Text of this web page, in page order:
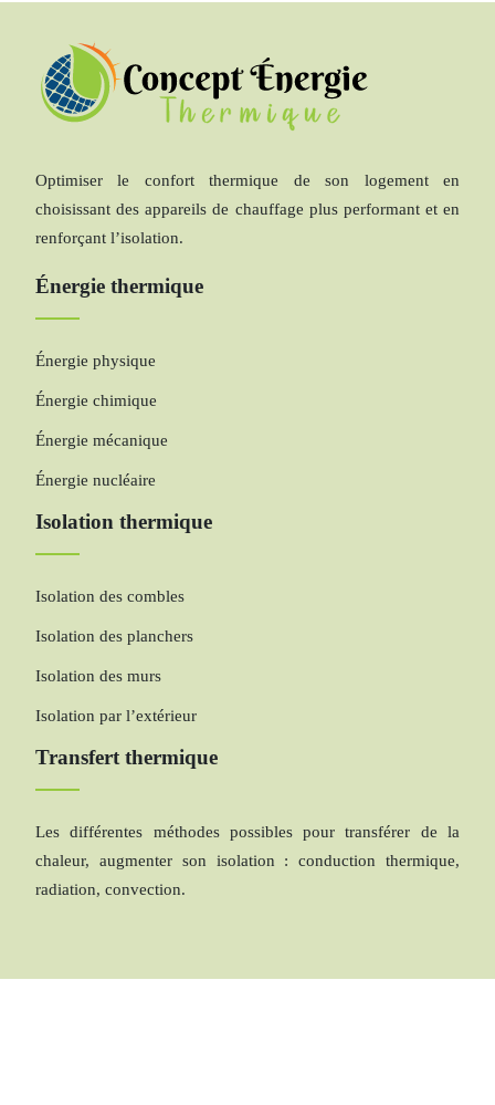
Optimiser le confort thermique de son logement en
choisissant des appareils de chauffage plus performant et en
renforçant l’isolation.
Énergie thermique
Énergie physique
Énergie chimique
Énergie mécanique
Énergie nucléaire
Isolation thermique
Isolation des combles
Isolation des planchers
Isolation des murs
Isolation par l’extérieur
Transfert thermique
Les différentes méthodes possibles pour transférer de la
chaleur, augmenter son isolation : conduction thermique,
radiation, convection.